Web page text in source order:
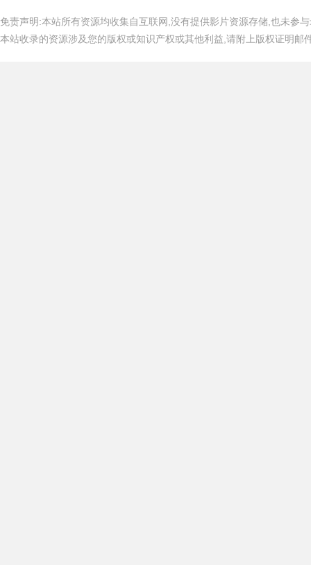
免责声明:本站所有资源均收集自互联网,没有提供影片资源存储,也未参
本站收录的资源涉及您的版权或知识产权或其他利益,请附上版权证明